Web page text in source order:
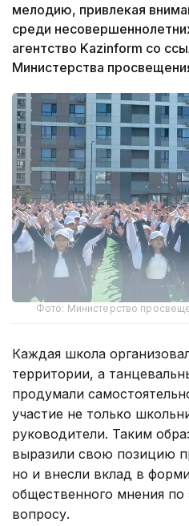
мелодию, привлекая
среди
агентство Kazinform со
Министерства
Фото: Министерство
Каждая школа
территории, а
продумали
участие не только
руководители. Таким
выразили свою позицию
но и внесли вклад в
общественного мнения
вопросу.